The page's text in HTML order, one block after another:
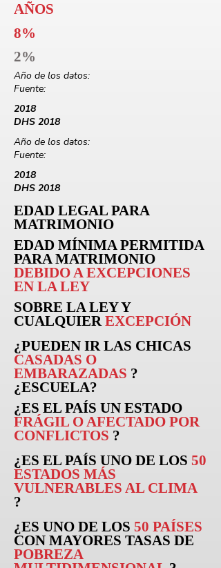
AÑOS
8%
2%
Año de los datos:
Fuente:
2018
DHS 2018
Año de los datos:
Fuente:
2018
DHS 2018
EDAD LEGAL PARA
MATRIMONIO
EDAD MÍNIMA PERMITIDA
PARA MATRIMONIO
DEBIDO A EXCEPCIONES
EN LA LEY
SOBRE LA LEY Y
CUALQUIEREXCEPCIÓN
¿PUEDEN IRLAS CHICAS
CASADAS O
EMBARAZADAS ?
¿ESCUELA?
¿ES EL PAÍS UN ESTADO
FRÁGIL O AFECTADO POR
CONFLICTOS ?
¿ES EL PAÍS UNO DE LOS 50
ESTADOS MÁS
VULNERABLES AL CLIMA
?
¿ES UNO DE LOS 50 PAÍSES
CON MAYORES TASAS DE
POBREZA